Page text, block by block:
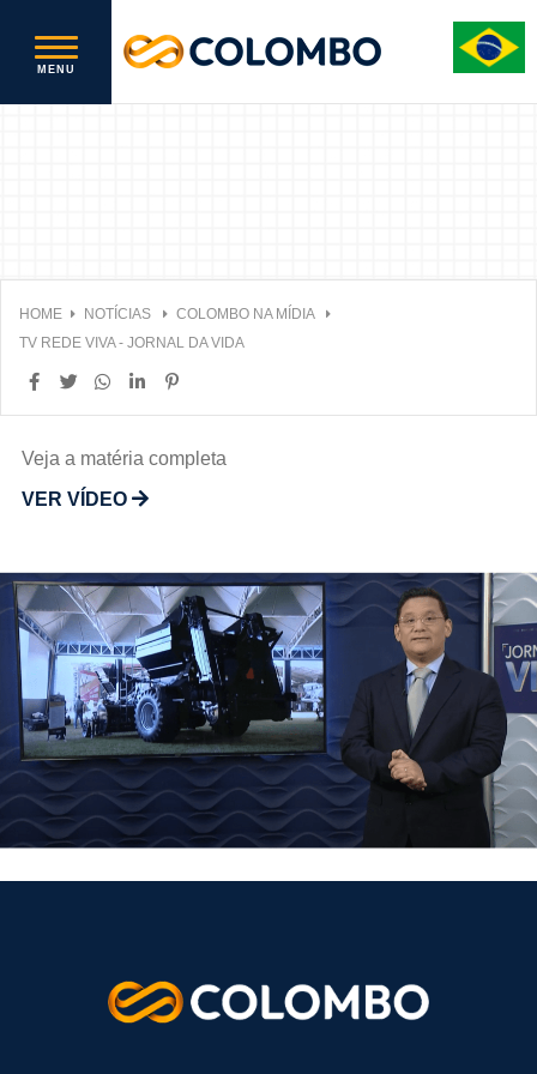
HOME NOTÍCIAS
COLOMBO NA MÍDIA
TV REDE VIVA - JORNAL DA VIDA
Veja a matéria completa
VER VÍDEO